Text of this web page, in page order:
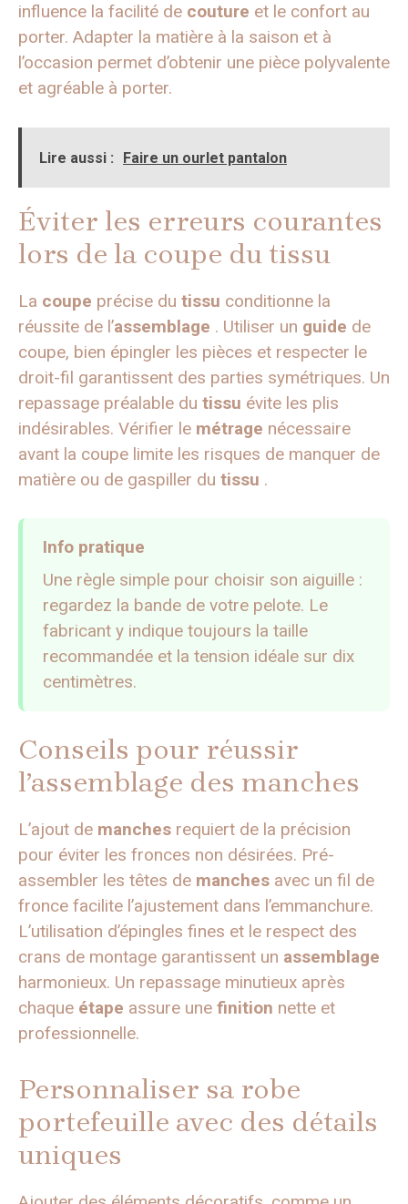
influence la facilité de couture et le confort au
porter. Adapter la matière à la saison et à
l’occasion permet d’obtenir une pièce polyvalente
et agréable à porter.
Lire aussi : Faire un ourlet pantalon
Éviter les erreurs courantes
lors de la coupe du tissu
La coupe précise du tissu conditionne la
réussite de l’assemblage . Utiliser un guide de
coupe, bien épingler les pièces et respecter le
droit-fil garantissent des parties symétriques. Un
repassage préalable du tissu évite les plis
indésirables. Vérifier le métrage nécessaire
avant la coupe limite les risques de manquer de
matière ou de gaspiller du tissu .
Info pratique
Une règle simple pour choisir son aiguille :
regardez la bande de votre pelote. Le
fabricant y indique toujours la taille
recommandée et la tension idéale sur dix
centimètres.
Conseils pour réussir
l’assemblage des manches
L’ajout de manches requiert de la précision
pour éviter les fronces non désirées. Pré-
assembler les têtes de manches avec un fil de
fronce facilite l’ajustement dans l’emmanchure.
L’utilisation d’épingles fines et le respect des
crans de montage garantissent un assemblage
harmonieux. Un repassage minutieux après
chaque étape assure une finition nette et
professionnelle.
Personnaliser sa robe
portefeuille avec des détails
uniques